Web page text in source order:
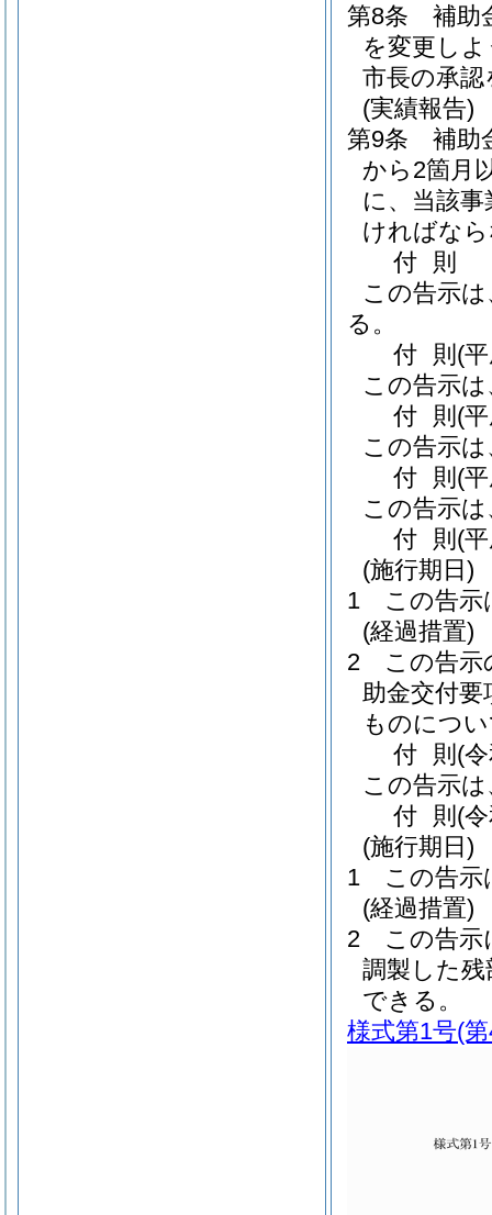
第8条
補助
を変更し
市長の承
(実績報告)
第9条
補助
から2箇月
に、当該
ければな
付 則
この告示
る。
付 則 (
この告示
付 則 (
この告示
付 則 (
この告示
付 則 (
(施行期日)
1
この告示
(経過措置)
2
この告示
助金交付
ものにつ
付 則 (
この告示
付 則 (
(施行期日)
1
この告示
(経過措置)
2
この告示
調製した
できる。
様式第1号(